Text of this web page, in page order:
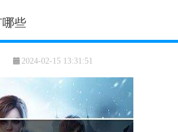
些
2024-02-15 13:31:51